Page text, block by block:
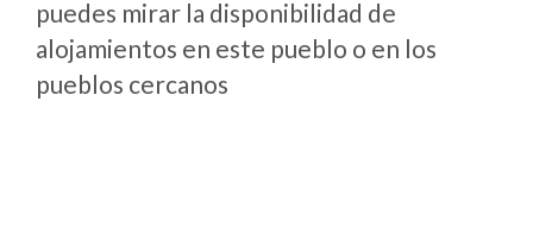
puedes mirar la disponibilidad de
alojamientos en este pueblo o en los
pueblos cercanos